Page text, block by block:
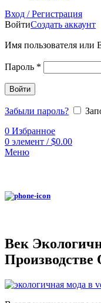
Вход / Регистрация
ВойтиСоздать аккаунт
Имя пользователя или
Пароль *
Войти
Забыли пароль?
0 Избранное
0 элемент / $0.00
Меню
Век